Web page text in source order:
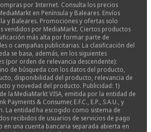
por Internet. Consulta los precios
en Península y Baleares. Envíos
y Baleares. Promociones y ofertas solo
vendidos por MediaMarkt. Ciertos productos
más alta por formar parte de
o campañas publicitarias. La clasificación del
se basa, además, en los siguientes
(por orden de relevancia descendente):
de búsqueda con los datos del producto,
disponibilidad del producto, relevancia de
y novedad del producto. Publicidad: 1)
la MediaMarkt VISA, emitida por la entidad de
Payments & Consumer, E.F.C., E.P., S.A.U., y
La entidad ha escogido como sistema de
recibidos de usuarios de servicios de pago
en una cuenta bancaria separada abierta en